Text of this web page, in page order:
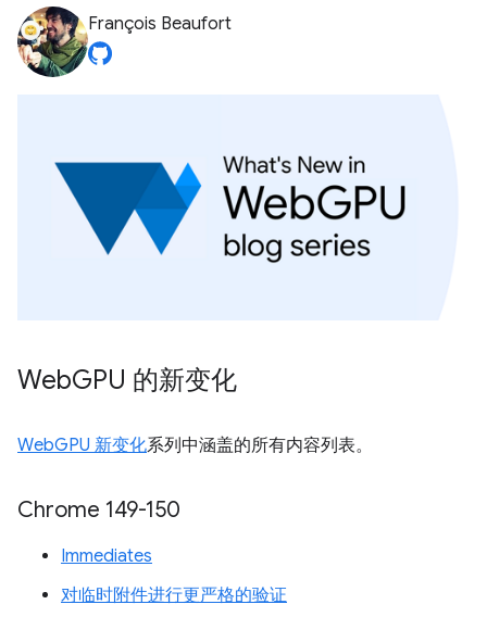
François Beaufort
WebGPU 的新变化
WebGPU 新变化系列中涵盖的所有内容列表。
Chrome 149-150
Immediates
对临时附件进行更严格的验证